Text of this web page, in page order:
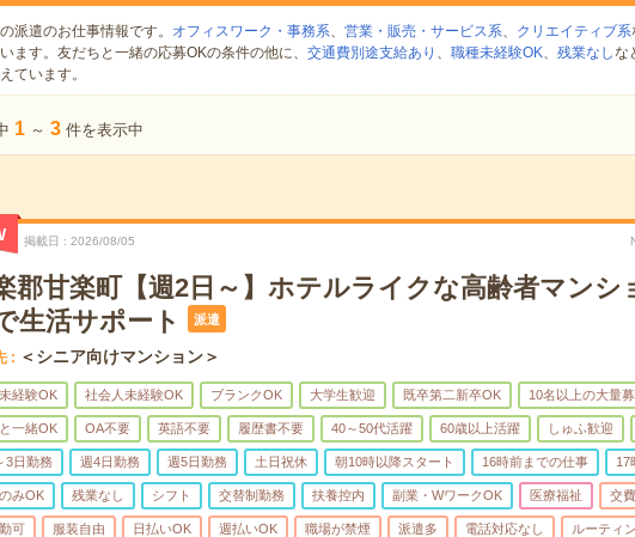
派遣のお仕事情報です。 オフィスワーク・事務系、 営業・販売・サービス系、 クリエイティブ系
ます。友だちと一緒の応募OKの条件の他に、 交通費別途支給あり 、 職種未経験OK、 残業なしな
ています。
1 ～ 3 件を表示中
掲載日 2026/08/05
郡甘楽町【週2日～】ホテルライクな高齢者マンシ
生活サポート
派遣
＜シニア向けマンション＞
経験OK 社会人未経験OK ブランクOK 大学生歓迎 既卒第二新卒OK 10名以上の大量
一緒OK OA不要 英語不要 履歴書不要 40～50代活躍 60歳以上活躍 しゅふ歓迎
3日勤務 週4日勤務 週5日勤務 土日祝休 朝10時以降スタート 16時前までの仕事 17
みOK 残業なし シフト 交替制勤務 扶養控内 副業・WワークOK 医療福祉 交
可 服装自由 日払いOK 週払いOK 職場が禁煙 派遣多 電話対応なし ルーティン